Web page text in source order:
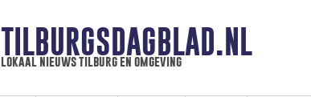
TILBURGSDAGBLAD.NL
lokaal nieuws tilburg en omgeving